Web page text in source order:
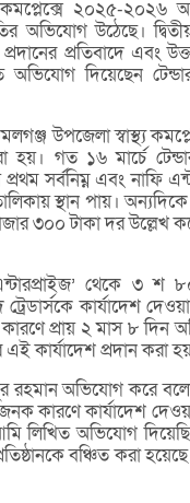
২০২৫-২০২৬
অভিযোগ উঠেছে।
প্রতিবাদে এবং
দিয়েছেন টেন্ডার
উপজেলা স্বাস্থ্য
হয়। গত ১৬ মার্চে
সর্বনিম্ন এবং নাফি
স্থান পায়।
৩০০ টাকা দর উল্লেখ
থেকে ৩ শ
কার্যাদেশ
কারণে প্রায় ২ মাস ৮
কার্যাদেশ প্রদান করা
রহমান অভিযোগ করে
কারণে কার্যাদেশ
লিখিত অভিযোগ
বঞ্চিত করা